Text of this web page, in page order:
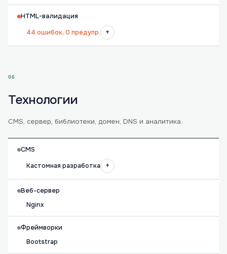
HTML-валидация
44 ошибок, 0 предупр.
+
06
Технологии
CMS, сервер, библиотеки, домен, DNS и аналитика.
CMS
Кастомная разработка
+
Веб-сервер
Nginx
Фреймворки
Bootstrap